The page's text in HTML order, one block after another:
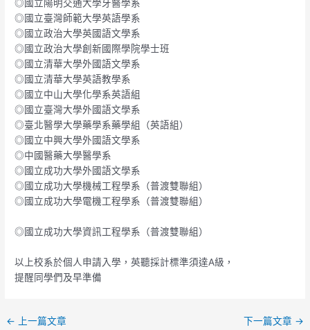
◎國立陽明交通大學牙醫學系
◎國立臺灣師範大學英語學系
◎國立政治大學英國語文學系
◎國立政治大學創新國際學院學士班
◎國立清華大學外國語文學系
◎國立清華大學英語教學系
◎國立中山大學化學系英語組
◎國立臺灣大學外國語文學系
◎臺北醫學大學藥學系藥學組（英語組）
◎國立中興大學外國語文學系
◎中國醫藥大學醫學系
◎國立成功大學外國語文學系
◎國立成功大學機械工程學系（普渡雙聯組）
◎國立成功大學電機工程學系（普渡雙聯組）
◎國立成功大學資訊工程學系（普渡雙聯組）
以上校系於個人申請入學，英聽採計標準須達A級，
提醒同學們及早準備
← 上一篇文章 下一篇文章 →